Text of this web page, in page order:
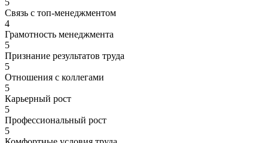
Связь с топ-менеджментом
4
Грамотность менеджмента
5
Признание результатов труда
5
Отношения с коллегами
5
Карьерный рост
5
Профессиональный рост
5